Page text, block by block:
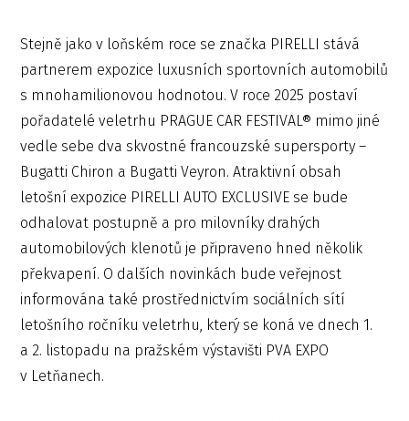
Stejně jako v loňském roce se značka PIRELLI stává
partnerem expozice luxusních sportovních automobilů
s mnohamilionovou hodnotou. V roce 2025 postaví
pořadatelé veletrhu PRAGUE CAR FESTIVAL® mimo jiné
vedle sebe dva skvostné francouzské supersporty –
Bugatti Chiron a Bugatti Veyron. Atraktivní obsah
letošní expozice PIRELLI AUTO EXCLUSIVE se bude
odhalovat postupně a pro milovníky drahých
automobilových klenotů je připraveno hned několik
překvapení. O dalších novinkách bude veřejnost
informována také prostřednictvím sociálních sítí
letošního ročníku veletrhu, který se koná ve dnech 1.
a 2. listopadu na pražském výstavišti PVA EXPO
v Letňanech.